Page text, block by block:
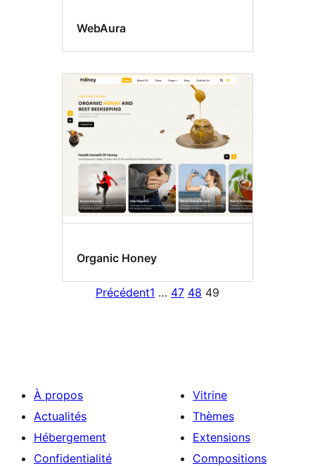
WebAura
Organic Honey
Précédent1 … 47 48 49
À propos
Actualités
Hébergement
Confidentialité
Vitrine
Thèmes
Extensions
Compositions